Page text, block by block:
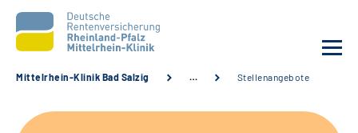
Mittelrhein-Klinik Bad Salzig … Stellenangebote